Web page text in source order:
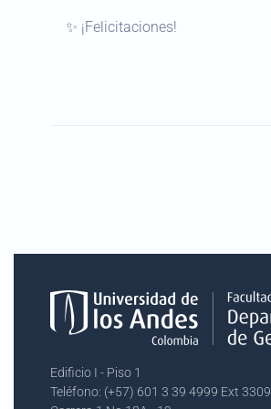
✨ ¡Felicitaciones!
Edificio I - Piso 1
Teléfono: (+57) 601 3 39 4999 Ext 3309